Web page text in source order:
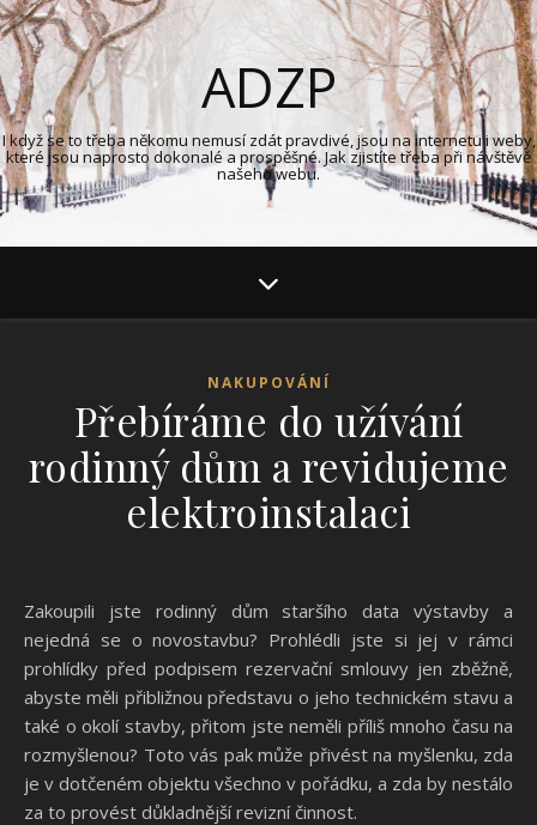
ADZP
I když se to třeba někomu nemusí zdát pravdivé, jsou na internetu i weby,
které jsou naprosto dokonalé a prospěšné. Jak zjistíte třeba při návštěvě
našeho webu.
NAKUPOVÁNÍ
Přebíráme do užívání
rodinný dům a revidujeme
elektroinstalaci
Zakoupili jste rodinný dům staršího data výstavby a
nejedná se o novostavbu? Prohlédli jste si jej v rámci
prohlídky před podpisem rezervační smlouvy jen zběžně,
abyste měli přibližnou představu o jeho technickém stavu a
také o okolí stavby, přitom jste neměli příliš mnoho času na
rozmyšlenou? Toto vás pak může přivést na myšlenku, zda
je v dotčeném objektu všechno v pořádku, a zda by nestálo
za to provést důkladnější revizní činnost.